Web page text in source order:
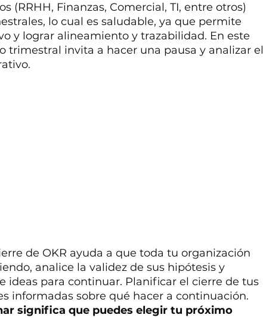
(RRHH, Finanzas, Comercial, TI, entre otros)
lo cual es saludable, ya que permite
y lograr alineamiento y trazabilidad. En este
trimestral invita a hacer una pausa y analizar el
de OKR ayuda a que toda tu organización
analice la validez de sus hipótesis y
ideas para continuar. Planificar el cierre de tus
informadas sobre qué hacer a continuación.
significa que puedes elegir tu próximo